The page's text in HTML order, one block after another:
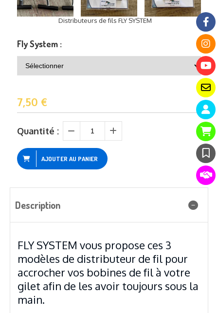
Distributeurs de fils FLY SYSTEM
Fly System :
7,50 €
Quantité :
AJOUTER AU PANIER
Description
FLY SYSTEM vous propose ces 3
modèles de distributeur de fil pour
accrocher vos bobines de fil à votre
gilet afin de les avoir toujours sous la
main.